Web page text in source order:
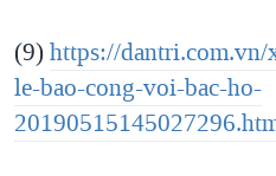
(9)https://
le-bao-cong-voi-bac-ho-